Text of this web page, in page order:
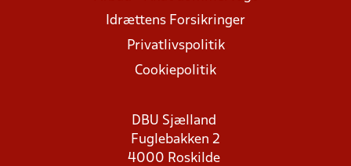
Idrættens Forsikringer
Privatlivspolitik
Cookiepolitik
DBU Sjælland
Fuglebakken 2
4000 Roskilde